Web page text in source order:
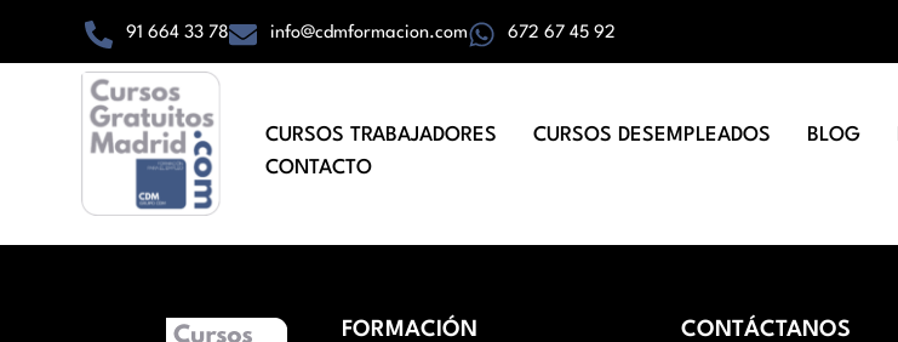
91 664 33 78 info@cdmformacion.com 672 67 45 92
CURSOS TRABAJADORES CURSOS DESEMPLEADOS BLOG
CONTACTO
FORMACIÓN
CONTÁCTANOS